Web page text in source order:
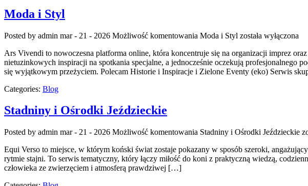
Moda i Styl
Posted by admin mar - 21 - 2026 Możliwość komentowania Moda i Styl została wyłączona
Ars Vivendi to nowoczesna platforma online, która koncentruje się na organizacji imprez
nietuzinkowych inspiracji na spotkania specjalne, a jednocześnie oczekują profesjonalnego
się wyjątkowym przeżyciem. Polecam Historie i Inspiracje i Zielone Eventy (eko) Serwis
Categories: Blog
Stadniny i Ośrodki Jeździeckie
Posted by admin mar - 21 - 2026 Możliwość komentowania Stadniny i Ośrodki Jeździeckie
Equi Verso to miejsce, w którym koński świat zostaje pokazany w sposób szeroki,
rytmie stajni. To serwis tematyczny, który łączy miłość do koni z praktyczną wiedzą,
człowieka ze zwierzęciem i atmosferą prawdziwej […]